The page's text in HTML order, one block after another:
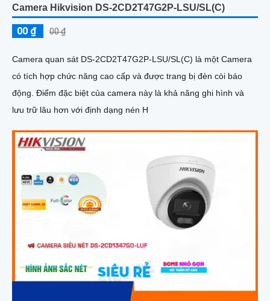
Camera Hikvision DS-2CD2T47G2P-LSU/SL(C)
00 ₫ 00 ₫
Camera quan sát DS-2CD2T47G2P-LSU/SL(C) là một Camera
có tích hợp chức năng cao cấp và được trang bị đèn còi báo
động. Điểm đặc biệt của camera này là khả năng ghi hình và
lưu trữ lâu hơn với định dạng nén H